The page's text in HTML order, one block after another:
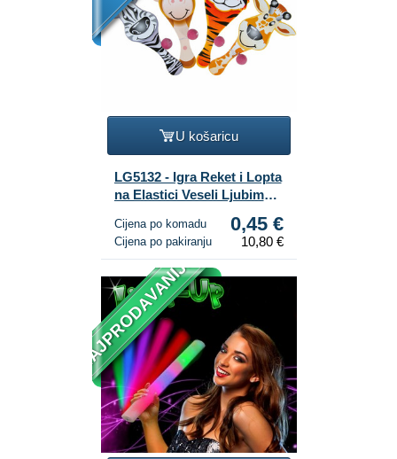
U košaricu
LG5132 - Igra Reket i Lopta
na Elastici Veseli Ljubimci
Cijena po komadu 0,45 €
Cijena po pakiranju 10,80 €
NAJPRODAVANIJE